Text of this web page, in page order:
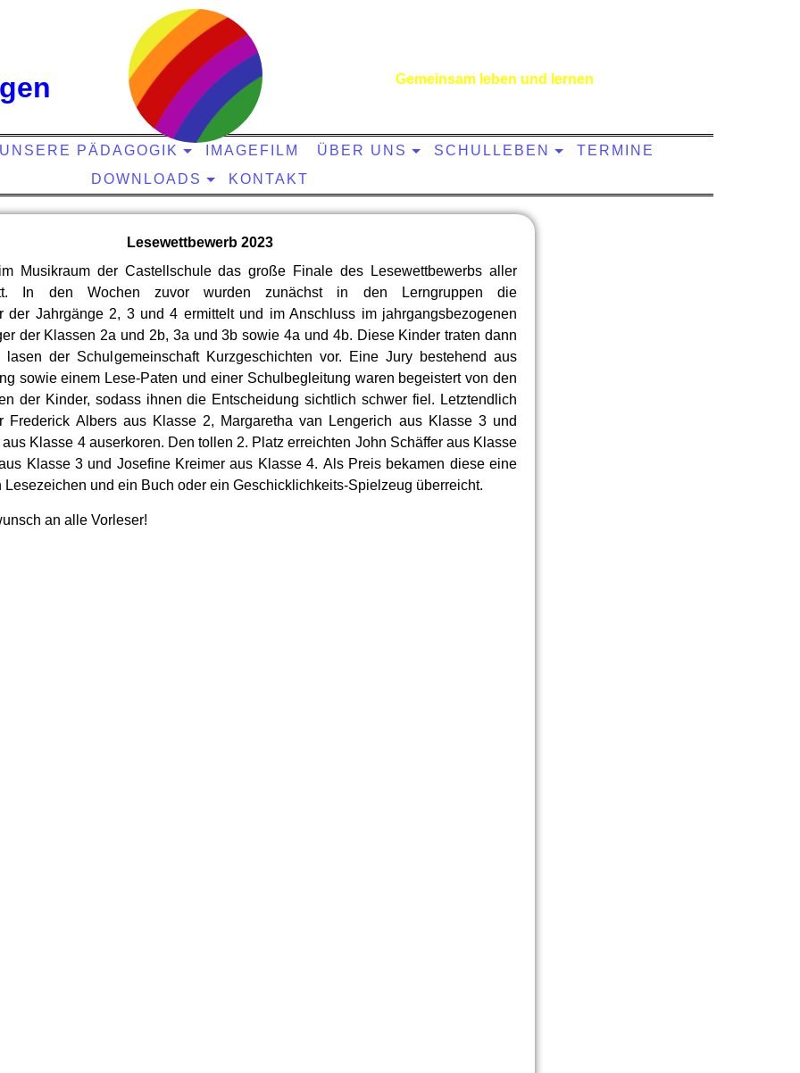
Gemeinsam leben und lernen
UNSERE PÄDAGOGIK IMAGEFILM ÜBER UNS SCHULLEBEN
TERMINE
DOWNLOADS
KONTAKT
Lesewettbewerb 2023
Musikraum der Castellschule das große Finale des Lesewettbewerbs aller
In den Wochen zuvor wurden zunächst in den Lerngruppen die
der Jahrgänge 2, 3 und 4 ermittelt und im Anschluss im jahrgangsbezogenen
der Klassen 2a und 2b, 3a und 3b sowie 4a und 4b. Diese Kinder traten dann
der Schulgemeinschaft Kurzgeschichten vor. Eine Jury bestehend aus
sowie einem Lese-Paten und einer Schulbegleitung waren begeistert von den
der Kinder, sodass ihnen die Entscheidung sichtlich schwer fiel. Letztendlich
Frederick Albers aus Klasse 2, Margaretha van Lengerich aus Klasse 3 und
Klasse 4 auserkoren. Den tollen 2. Platz erreichten John Schäffer aus Klasse
Klasse 3 und Josefine Kreimer aus Klasse 4. Als Preis bekamen diese eine
Lesezeichen und ein Buch oder ein Geschicklichkeits-Spielzeug überreicht.
an alle Vorleser!